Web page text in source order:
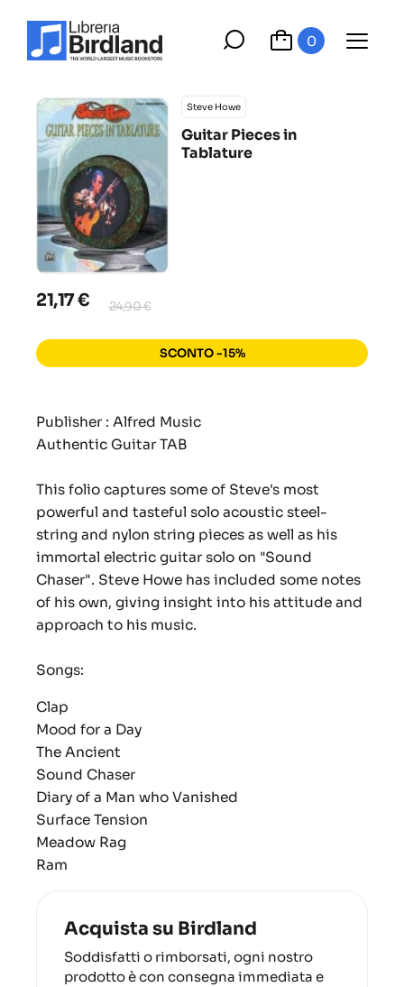
0
Steve Howe
Guitar Pieces in
Tablature
21,17 € 24,90 €
SCONTO -15%
Publisher : Alfred Music
Authentic Guitar TAB
This folio captures some of Steve's most
powerful and tasteful solo acoustic steel-
string and nylon string pieces as well as his
immortal electric guitar solo on "Sound
Chaser". Steve Howe has included some notes
of his own, giving insight into his attitude and
approach to his music.
Songs:
Clap
Mood for a Day
The Ancient
Sound Chaser
Diary of a Man who Vanished
Surface Tension
Meadow Rag
Ram
Acquista su Birdland
Soddisfatti o rimborsati, ogni nostro
prodotto è con consegna immediata e